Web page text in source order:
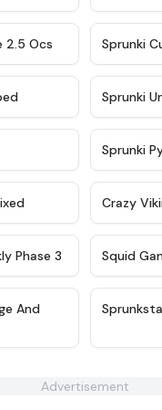
★ 4.6
2.5 Ocs Sprunki
Sprunki
Sprunki
Crazy
★ 4.9
Phase 3 Squid
★
And
Advertisement